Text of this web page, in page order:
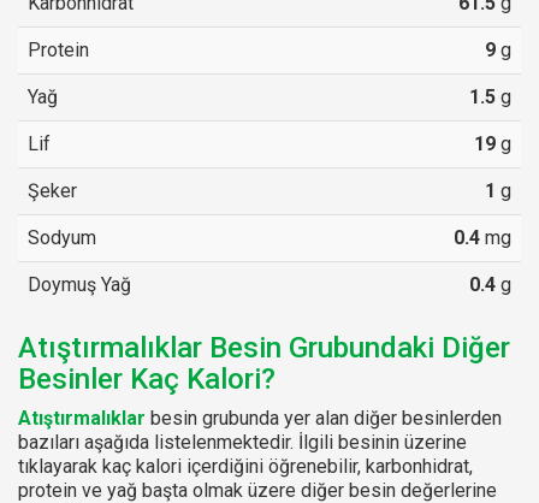
Protein 9 g
Yağ 1.5 g
Lif 19 g
Şeker 1 g
Sodyum 0.4 mg
Doymuş Yağ 0.4 g
Atıştırmalıklar Besin Grubundaki Diğer
Besinler Kaç Kalori?
Atıştırmalıklar besin grubunda yer alan diğer besinlerden
bazıları aşağıda listelenmektedir. İlgili besinin üzerine
tıklayarak kaç kalori içerdiğini öğrenebilir, karbonhidrat,
protein ve yağ başta olmak üzere diğer besin değerlerine